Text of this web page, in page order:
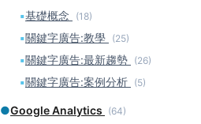
▪基礎概念 (18)
▪關鍵字廣告:教學 (25)
▪關鍵字廣告:最新趨勢 (26)
▪關鍵字廣告:案例分析 (5)
●Google Analytics (64)